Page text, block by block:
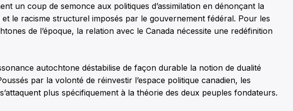
un coup de semonce aux politiques d’assimilation en dénonçant la
et le racisme structurel imposés par le gouvernement fédéral. Pour les
de l’époque, la relation avec le Canada nécessite une redéfinition
autochtone déstabilise de façon durable la notion de dualité
par la volonté de réinvestir l’espace politique canadien, les
plus spécifiquement à la théorie des deux peuples fondateurs.